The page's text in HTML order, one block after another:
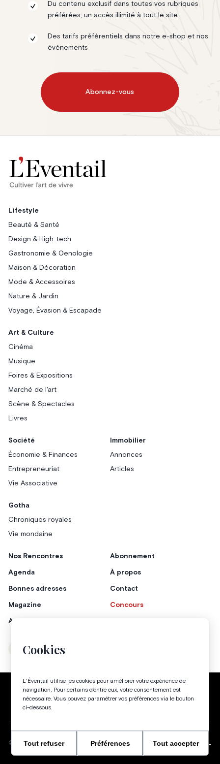
Cookies
L'Éventail utilise les cookies pour améliorer votre expérience de
navigation. Pour certains d’entre eux, votre consentement est
nécessaire. Vous pouvez paramétrer vos préférences via le bouton
ci-dessous.
Tout refuser Préférences Tout accepter
Du contenu exclusif dans toutes vos rubriques
préférées, un accès illimité à tout le site
Des tarifs préférentiels dans notre e-shop et nos
événements
Abonnez-vous
Lifestyle
Beauté & Santé
Design & High-tech
Gastronomie & Oenologie
Maison & Décoration
Mode & Accessoires
Nature & Jardin
Voyage, Évasion & Escapade
Art & Culture
Cinéma
Musique
Foires & Expositions
Marché de l'art
Scène & Spectacles
Livres
Société
Économie & Finances
Entrepreneuriat
Vie Associative
Immobilier
Annonces
Articles
Gotha
Chroniques royales
Vie mondaine
Nos Rencontres
Agenda
Bonnes adresses
Magazine
Annonceurs
Abonnement
À propos
Contact
Concours
Instagram
Politique de confidentialité Conditions générales
Gestion des cookies
© 2026-TOUS DROITS RÉSERVÉS WEBSITE BY